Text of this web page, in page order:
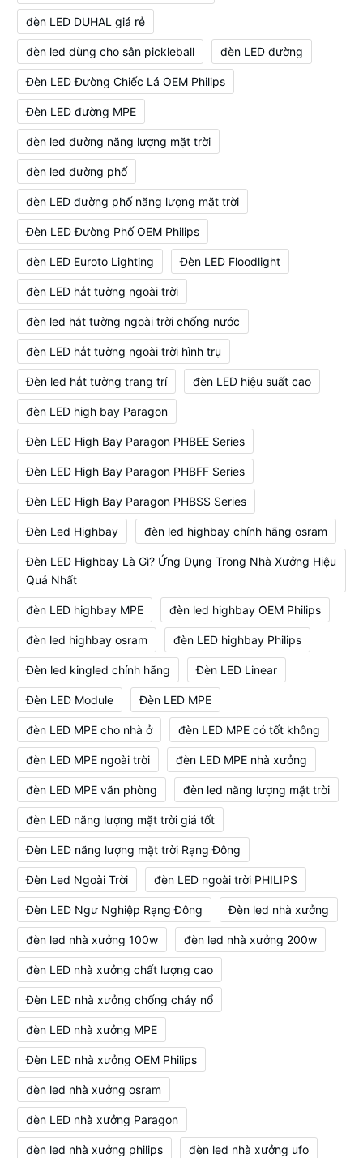
đèn LED DUHAL giá rẻ
đèn led dùng cho sân pickleball đèn LED đường
Đèn LED Đường Chiếc Lá OEM Philips
Đèn LED đường MPE
đèn led đường năng lượng mặt trời
đèn led đường phố
đèn LED đường phố năng lượng mặt trời
Đèn LED Đường Phố OEM Philips
đèn LED Euroto Lighting Đèn LED Floodlight
đèn LED hắt tường ngoài trời
đèn led hắt tường ngoài trời chống nước
đèn LED hắt tường ngoài trời hình trụ
Đèn led hắt tường trang trí đèn LED hiệu suất cao
đèn LED high bay Paragon
Đèn LED High Bay Paragon PHBEE Series
Đèn LED High Bay Paragon PHBFF Series
Đèn LED High Bay Paragon PHBSS Series
Đèn Led Highbay đèn led highbay chính hãng osram
Đèn LED Highbay Là Gì? Ứng Dụng Trong Nhà Xưởng Hiệu
Quả Nhất
đèn LED highbay MPE đèn led highbay OEM Philips
đèn led highbay osram đèn LED highbay Philips
Đèn led kingled chính hãng Đèn LED Linear
Đèn LED Module Đèn LED MPE
đèn LED MPE cho nhà ở đèn LED MPE có tốt không
đèn LED MPE ngoài trời đèn LED MPE nhà xưởng
đèn LED MPE văn phòng đèn led năng lượng mặt trời
đèn LED năng lượng mặt trời giá tốt
Đèn LED năng lượng mặt trời Rạng Đông
Đèn Led Ngoài Trời đèn LED ngoài trời PHILIPS
Đèn LED Ngư Nghiệp Rạng Đông Đèn led nhà xưởng
đèn led nhà xưởng 100w đèn led nhà xưởng 200w
đèn LED nhà xưởng chất lượng cao
Đèn LED nhà xưởng chống cháy nổ
đèn LED nhà xưởng MPE
Đèn LED nhà xưởng OEM Philips
đèn led nhà xưởng osram
đèn LED nhà xưởng Paragon
đèn led nhà xưởng philips đèn led nhà xưởng ufo